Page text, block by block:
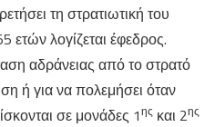
τη στρατιωτική του
ετών λογίζεται έφεδρος.
αδράνειας από το στρατό
ή για να πολεμήσει όταν
σε μονάδες 1ης και 2ης